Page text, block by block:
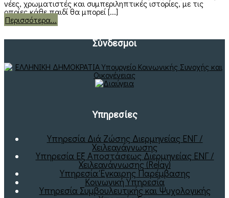
νέες, χρωματιστές και συμπεριληπτικές ιστορίες, με τις
οποίες κάθε παιδί θα μπορεί [...]
Περισσότερα...
Σύνδεσμοι
Υπηρεσίες
Υπηρεσία Διά Ζώσης Διερμηνείας ΕΝΓ /
Χειλεανάγνωσης
Υπηρεσία Εξ Αποστάσεως Διερμηνείας ΕΝΓ /
Χειλεανάγνωσης (Relay)
Υπηρεσία Έγκαιρης Παρέμβασης
Κοινωνική Υπηρεσία
Υπηρεσία Συμβουλευτικής και Ψυχολογικής